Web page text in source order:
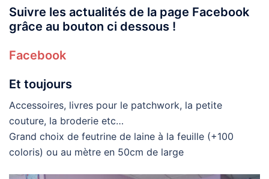
Suivre les actualités de la page Facebook
grâce au bouton ci dessous !
Facebook
Et toujours
Accessoires, livres pour le patchwork, la petite
couture, la broderie etc…
Grand choix de feutrine de laine à la feuille (+100
coloris) ou au mètre en 50cm de large